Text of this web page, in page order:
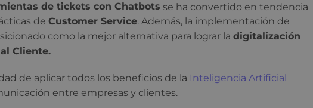
de tickets con Chatbots se ha convertido en tendencia
de Customer Service. Además, la implementación de
como la mejor alternativa para lograr la digitalización
Cliente.
de aplicar todos los beneficios de la Inteligencia Artificial
entre empresas y clientes.